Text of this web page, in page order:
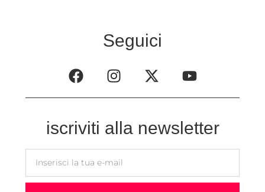
Seguici
iscriviti alla newsletter